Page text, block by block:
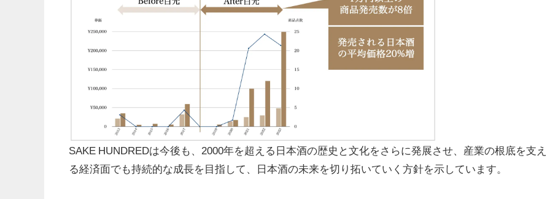
SAKE HUNDREDは今後も、2000年を超える日本酒の歴史と文化をさらに発展させ、産業の根底を支え
る経済面でも持続的な成長を目指して、日本酒の未来を切り拓いていく方針を示しています。